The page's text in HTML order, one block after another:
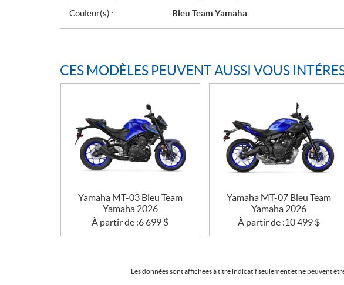
Couleur(s) :
Bleu Team Yamaha
CES MODÈLES PEUVENT AUSSI VOUS
Yamaha MT-03 Bleu Team
Yamaha 2026
À partir de :6 699 $
Yamaha MT-07 Bleu Team
Yamaha 2026
À partir de :10 499 $
Les données sont affichées à titre indicatif seulement et ne peuvent